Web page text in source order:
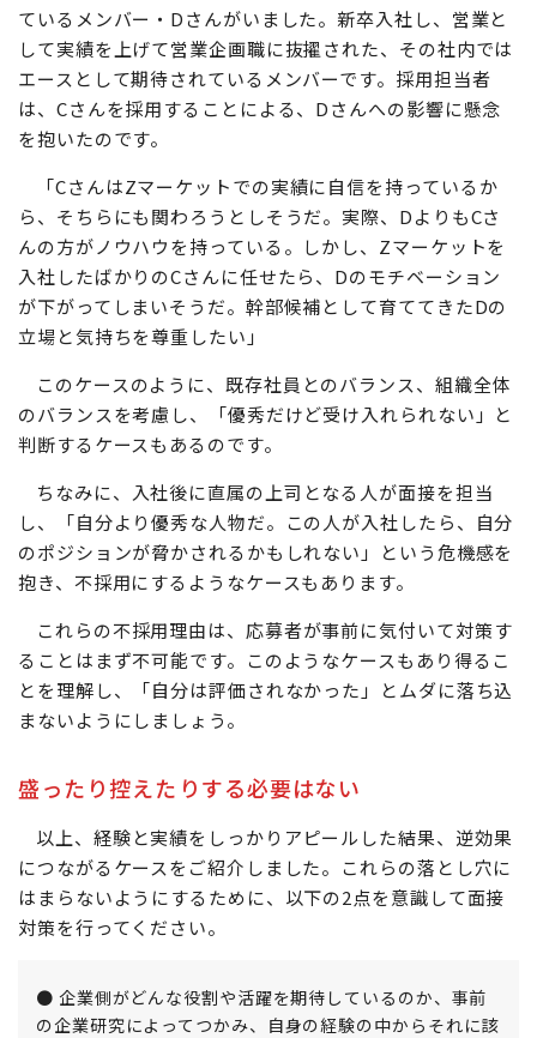
ているメンバー・Dさんがいました。新卒入社し、営業と
して実績を上げて営業企画職に抜擢された、その社内では
エースとして期待されているメンバーです。採用担当者
は、Cさんを採用することによる、Dさんへの影響に懸念
を抱いたのです。
「CさんはZマーケットでの実績に自信を持っているか
ら、そちらにも関わろうとしそうだ。実際、DよりもCさ
んの方がノウハウを持っている。しかし、Zマーケットを
入社したばかりのCさんに任せたら、Dのモチベーション
が下がってしまいそうだ。幹部候補として育ててきたDの
立場と気持ちを尊重したい」
このケースのように、既存社員とのバランス、組織全体
のバランスを考慮し、「優秀だけど受け入れられない」と
判断するケースもあるのです。
ちなみに、入社後に直属の上司となる人が面接を担当
し、「自分より優秀な人物だ。この人が入社したら、自分
のポジションが脅かされるかもしれない」という危機感を
抱き、不採用にするようなケースもあります。
これらの不採用理由は、応募者が事前に気付いて対策す
ることはまず不可能です。このようなケースもあり得るこ
とを理解し、「自分は評価されなかった」とムダに落ち込
まないようにしましょう。
盛ったり控えたりする必要はない
以上、経験と実績をしっかりアピールした結果、逆効果
につながるケースをご紹介しました。これらの落とし穴に
はまらないようにするために、以下の2点を意識して面接
対策を行ってください。
● 企業側がどんな役割や活躍を期待しているのか、事前
の企業研究によってつかみ、自身の経験の中からそれに該